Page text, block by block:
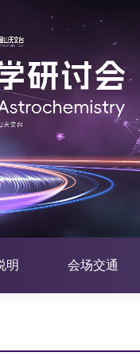
明 会场交通